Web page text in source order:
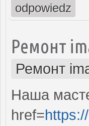
odpowiedz
Ремонт
Ремонт
Наша
href=